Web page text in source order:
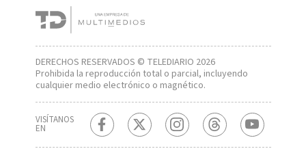
DERECHOS RESERVADOS © TELEDIARIO 2026
Prohibida la reproducción total o parcial, incluyendo
cualquier medio electrónico o magnético.
VISÍTANOS
EN